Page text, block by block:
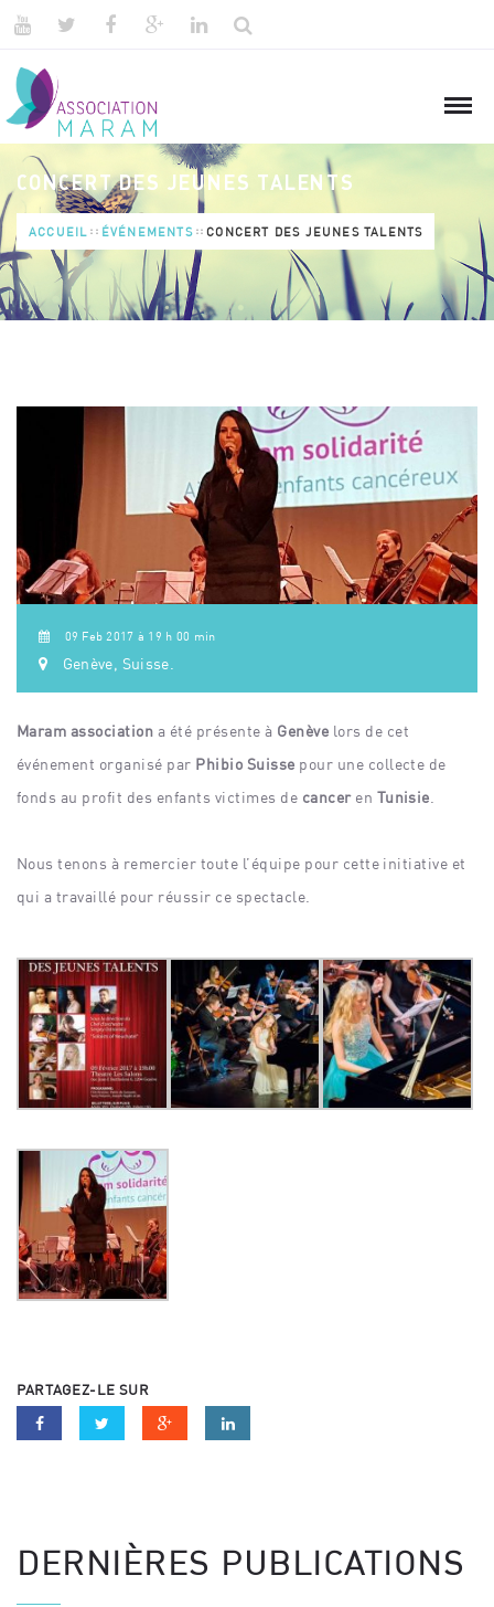
CONCERT DES JEUNES TALENTS
ACCUEIL ÉVÉNEMENTS CONCERT DES JEUNES TALENTS
09 Feb 2017 à 19 h 00 min
Genève, Suisse.
Maram association a été présente à Genève lors de cet
événement organisé par Phibio Suisse pour une collecte de
fonds au profit des enfants victimes de canceren Tunisie.
Nous tenons à remercier toute l’équipe pour cette initiative et
qui a travaillé pour réussir ce spectacle.
PARTAGEZ-LE SUR
DERNIÈRES PUBLICATIONS